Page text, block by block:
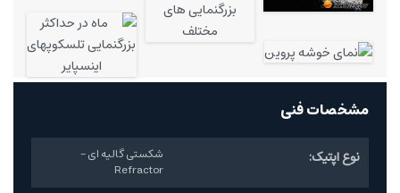
مشخصات فنی
نوع اپتیک:
شکستی گالیه ای -
Refractor